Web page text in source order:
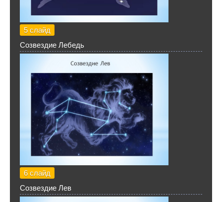
5 слайд
Созвездие Лебедь
6 слайд
Созвездие Лев